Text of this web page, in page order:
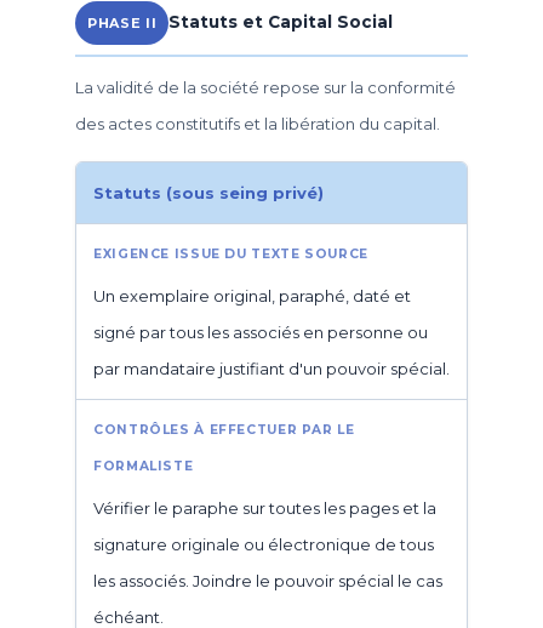
PHASE II Statuts et Capital Social
La validité de la société repose sur la conformité
des actes constitutifs et la libération du capital.
Statuts (sous seing privé)
Un exemplaire original, paraphé, daté et
signé par tous les associés en personne ou
par mandataire justifiant d'un pouvoir spécial.
Vérifier le paraphe sur toutes les pages et la
signature originale ou électronique de tous
les associés. Joindre le pouvoir spécial le cas
échéant.